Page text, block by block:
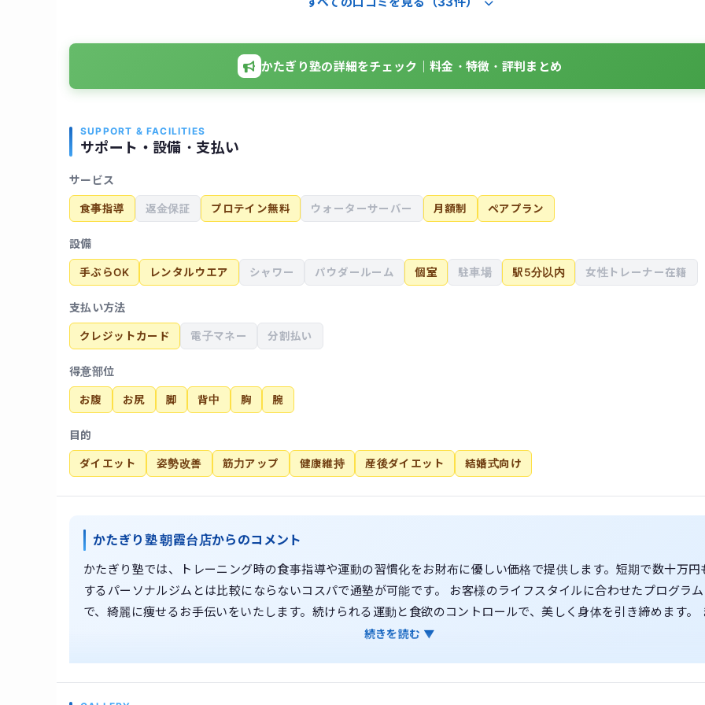
激なダイエットではありませんが、無理のない食事アドバイスと週1〜2回の運動を継続することで、半年間で体脂肪
体調に合わせたメニュー調整も柔軟にしてくれるため、運動が苦手な中高年の男性でも非常に通いやすい雰囲気だ
思います。完全個室で他人の目を気にせずトレーニングに集中できるのも大きなメリットです。
かたぎり塾の詳細をチェック｜料金・特徴・評判まとめ
SUPPORT & FACILITIES
サポート・設備・支払い
サービス
食事指導 返金保証 プロテイン無料 ウォーターサーバー 月額制 ペアプラン
設備
手ぶらOK レンタルウエア シャワー パウダールーム 個室 駐車場 駅5分以内 女性トレーナー在籍
支払い方法
クレジットカード 電子マネー 分割払い
得意部位
お腹 お尻 脚 背中 胸 腕
目的
ダイエット 姿勢改善 筋力アップ 健康維持 産後ダイエット 結婚式向け
かたぎり塾 朝霞台店からのコメント
かたぎり塾では、トレーニング時の食事指導や運動の習慣化をお財布に優しい価格で提供します。短期で数十万円
するパーソナルジムとは比較にならないコスパで通塾が可能です。 お客様のライフスタイルに合わせたプログラム
で、綺麗に痩せるお手伝いをいたします。続けられる運動と食欲のコントロールで、美しく身体を引き締めます。
た、かたぎり塾では理学療法士が監修した科学的根拠に基づく指導内容により、見た目づくりと並行して体力や柔軟
続きを読む ▼